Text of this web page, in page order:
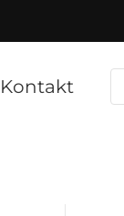
Kontakt